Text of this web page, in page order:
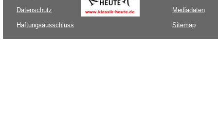
Datenschutz
Haftungsausschluss
Mediadaten
Sitemap